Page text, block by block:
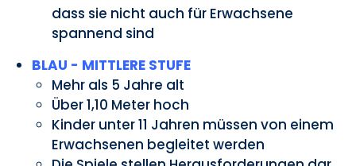
dass sie nicht auch für Erwachsene
spannend sind
BLAU - MITTLERE STUFE
Mehr als 5 Jahre alt
Über 1,10 Meter hoch
Kinder unter 11 Jahren müssen von einem
Erwachsenen begleitet werden